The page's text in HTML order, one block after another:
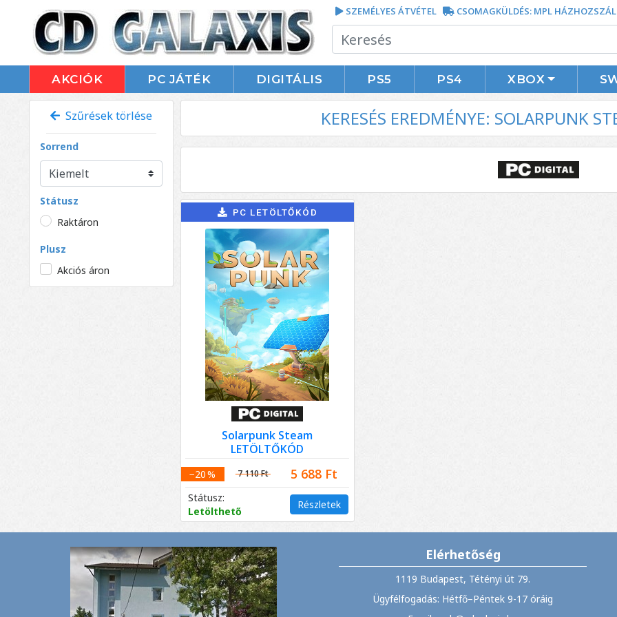
SZEMÉLYES ÁTVÉTEL CSOMAGKÜLDÉS: MPL
AKCIÓK PC JÁTÉK DIGITÁLIS PS5 PS4 XBOX
Szűrések törlése
Sorrend
Státusz
Raktáron
Plusz
Akciós áron
KERESÉS EREDMÉNYE: SOLARPUNK
PC LETÖLTŐKÓD
Solarpunk Steam
LETÖLTŐKÓD
−20 % 7 110 Ft 5 688 Ft
Státusz:
Letölthető
Részletek
Elérhetőség
1119 Budapest, Tétényi út 79.
Ügyfélfogadás: Hétfő–Péntek 9-17 óráig